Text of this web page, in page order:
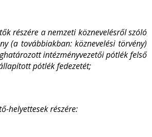
részére a nemzeti köznevelésről szóló
(a továbbiakban: köznevelési törvény)
intézményvezetői pótlék felső
pótlék fedezetét;
helyettesek részére: